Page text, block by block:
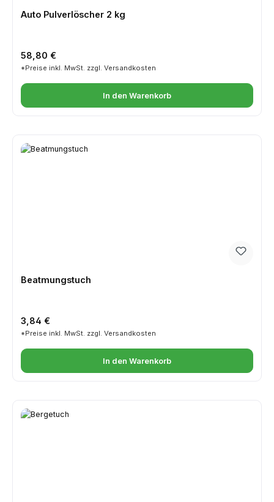
Auto Pulverlöscher 2 kg
Regulärer Preis:
58,80 €
*Preise inkl. MwSt. zzgl. Versandkosten
In den Warenkorb
Beatmungstuch
Regulärer Preis:
3,84 €
*Preise inkl. MwSt. zzgl. Versandkosten
In den Warenkorb